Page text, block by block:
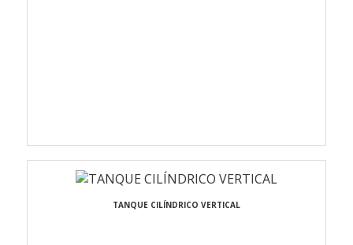
TANQUE CILÍNDRICO VERTICAL